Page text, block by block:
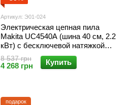
Артикул: Э01-024
Электрическая цепная пила
Makita UC4540A (шина 40 см, 2.2
кВт) с бесключевой натяжкой
цепи. Электропила макита
8 537 грн
4 268 грн Купить
подарок